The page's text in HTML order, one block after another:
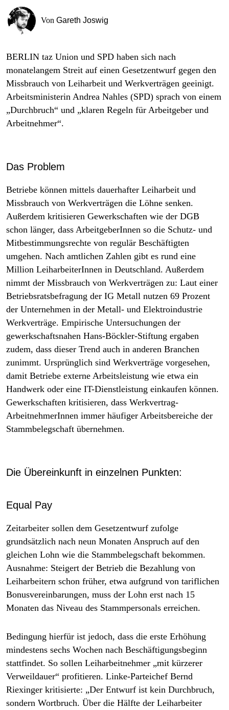
fragen & hilfe
abo
genossenschaft
epaper login
Von Gareth Joswig
BERLIN taz Union und SPD haben sich nach
monatelangem Streit auf einen Gesetzentwurf gegen den
Missbrauch von Leiharbeit und Werkverträgen geeinigt.
Arbeitsministerin Andrea Nahles (SPD) sprach von einem
„Durchbruch“ und „klaren Regeln für Arbeitgeber und
Arbeitnehmer“.
Das Problem
Betriebe können mittels dauerhafter Leiharbeit und
Missbrauch von Werkverträgen die Löhne senken.
Außerdem kritisieren Gewerkschaften wie der DGB
schon länger, dass ArbeitgeberInnen so die Schutz- und
Mitbestimmungsrechte von regulär Beschäftigten
umgehen. Nach amtlichen Zahlen gibt es rund eine
Million LeiharbeiterInnen in Deutschland. Außerdem
nimmt der Missbrauch von Werkverträgen zu: Laut einer
Betriebsratsbefragung der IG Metall nutzen 69 Prozent
der Unternehmen in der Metall- und Elektroindustrie
Werkverträge. Empirische Untersuchungen der
gewerkschaftsnahen Hans-Böckler-Stiftung ergaben
zudem, dass dieser Trend auch in anderen Branchen
zunimmt. Ursprünglich sind Werkverträge vorgesehen,
damit Betriebe externe Arbeitsleistung wie etwa ein
Handwerk oder eine IT-Dienstleistung einkaufen können.
Gewerkschaften kritisieren, dass Werkvertrag-
ArbeitnehmerInnen immer häufiger Arbeitsbereiche der
Stammbelegschaft übernehmen.
Die Übereinkunft in einzelnen Punkten:
Equal Pay
Zeitarbeiter sollen dem Gesetzentwurf zufolge
grundsätzlich nach neun Monaten Anspruch auf den
gleichen Lohn wie die Stammbelegschaft bekommen.
Ausnahme: Steigert der Betrieb die Bezahlung von
Leiharbeitern schon früher, etwa aufgrund von tariflichen
Bonusvereinbarungen, muss der Lohn erst nach 15
Monaten das Niveau des Stammpersonals erreichen.
Bedingung hierfür ist jedoch, dass die erste Erhöhung
mindestens sechs Wochen nach Beschäftigungsbeginn
stattfindet. So sollen Leiharbeitnehmer „mit kürzerer
Verweildauer“ profitieren. Linke-Parteichef Bernd
Riexinger kritisierte: „Der Entwurf ist kein Durchbruch,
sondern Wortbruch. Über die Hälfte der Leiharbeiter